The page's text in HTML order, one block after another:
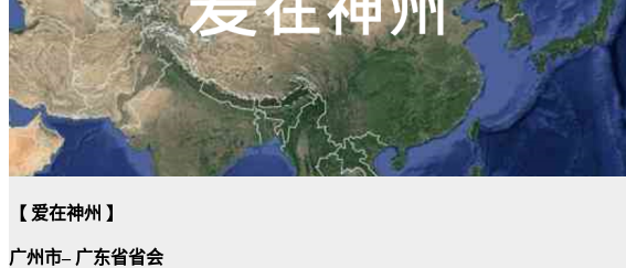
【 爱在神州 】
广州市– 广东省省会